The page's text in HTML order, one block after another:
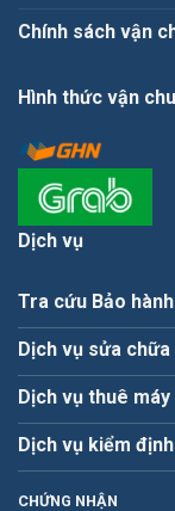
Chính sách vận
Hình thức vận
Dịch vụ
Tra cứu Bảo hành
Dịch vụ sửa chữa
Dịch vụ thuê máy
Dịch vụ kiểm định
CHỨNG NHẬN